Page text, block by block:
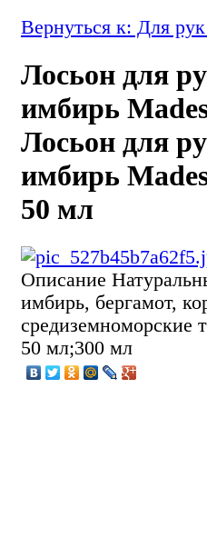
Вернуться к: Для
Лосьон для
имбирь
Лосьон для
имбирь
50 мл
Описание
имбирь, бергамот,
средиземноморские
50 мл;300 мл